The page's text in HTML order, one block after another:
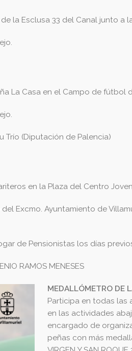
la Esclusa 33 del Canal junto a
Casa en el Campo de fútbol
Trío (Diputación de Palencia)
en la Plaza del Centro
del Excmo. Ayuntamiento de
de Pensionistas los días
RAMOS MENESES
MEDALLÓMETRO DE
Participa en todas las
en las actividades
encargado de
peñas con más